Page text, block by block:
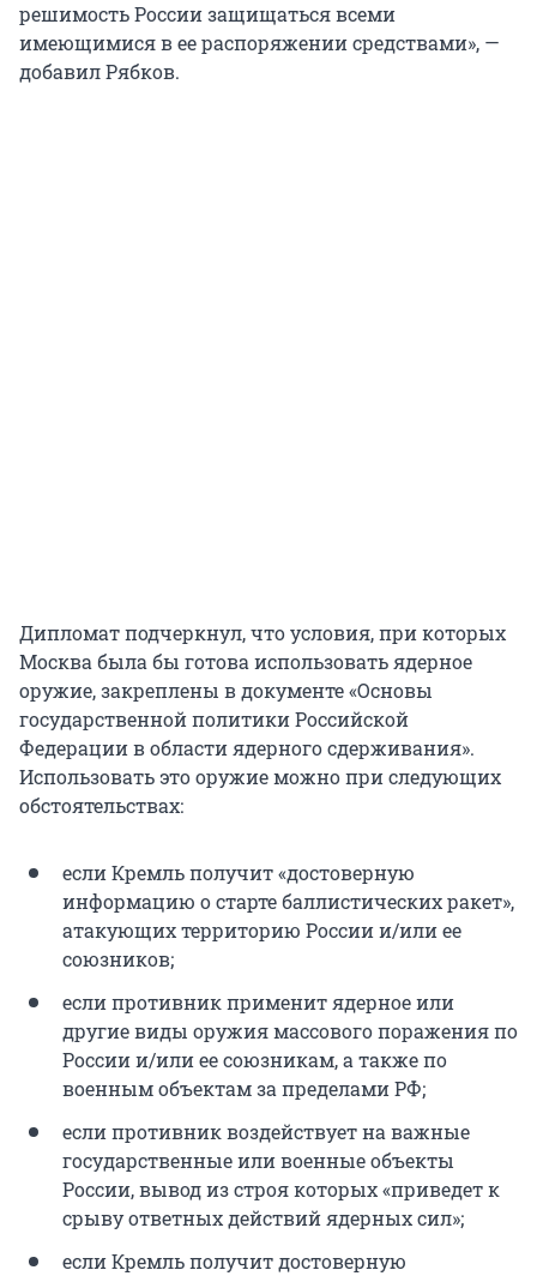
решимость России защищаться всеми
имеющимися в ее распоряжении средствами», —
добавил Рябков.
Дипломат подчеркнул, что условия, при которых
Москва была бы готова использовать ядерное
оружие, закреплены в документе «Основы
государственной политики Российской
Федерации в области ядерного сдерживания».
Использовать это оружие можно при следующих
обстоятельствах:
если Кремль получит «достоверную
информацию о старте баллистических ракет»,
атакующих территорию России и/или ее
союзников;
если противник применит ядерное или
другие виды оружия массового поражения по
России и/или ее союзникам, а также по
военным объектам за пределами РФ;
если противник воздействует на важные
государственные или военные объекты
России, вывод из строя которых «приведет к
срыву ответных действий ядерных сил»;
если Кремль получит достоверную